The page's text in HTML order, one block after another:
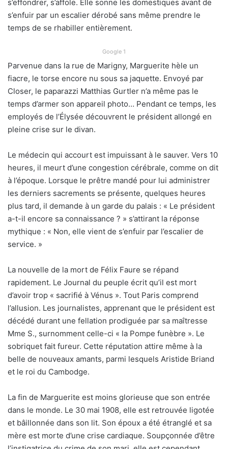
s’effondrer, s’affole. Elle sonne les domestiques avant de
s’enfuir par un escalier dérobé sans même prendre le
temps de se rhabiller entièrement.
Google 1
Parvenue dans la rue de Marigny, Marguerite hèle un
fiacre, le torse encore nu sous sa jaquette. Envoyé par
Closer, le paparazzi Matthias Gurtler n’a même pas le
temps d’armer son appareil photo… Pendant ce temps, les
employés de l’Élysée découvrent le président allongé en
pleine crise sur le divan.
Le médecin qui accourt est impuissant à le sauver. Vers 10
heures, il meurt d’une congestion cérébrale, comme on dit
à l’époque. Lorsque le prêtre mandé pour lui administrer
les derniers sacrements se présente, quelques heures
plus tard, il demande à un garde du palais : « Le président
a-t-il encore sa connaissance ? » s’attirant la réponse
mythique : « Non, elle vient de s’enfuir par l’escalier de
service. »
La nouvelle de la mort de Félix Faure se répand
rapidement. Le Journal du peuple écrit qu’il est mort
d’avoir trop « sacrifié à Vénus ». Tout Paris comprend
l’allusion. Les journalistes, apprenant que le président est
décédé durant une fellation prodiguée par sa maîtresse
Mme S., surnomment celle-ci « la Pompe funèbre ». Le
sobriquet fait fureur. Cette réputation attire même à la
belle de nouveaux amants, parmi lesquels Aristide Briand
et le roi du Cambodge.
La fin de Marguerite est moins glorieuse que son entrée
dans le monde. Le 30 mai 1908, elle est retrouvée ligotée
et bâillonnée dans son lit. Son époux a été étranglé et sa
mère est morte d’une crise cardiaque. Soupçonnée d’être